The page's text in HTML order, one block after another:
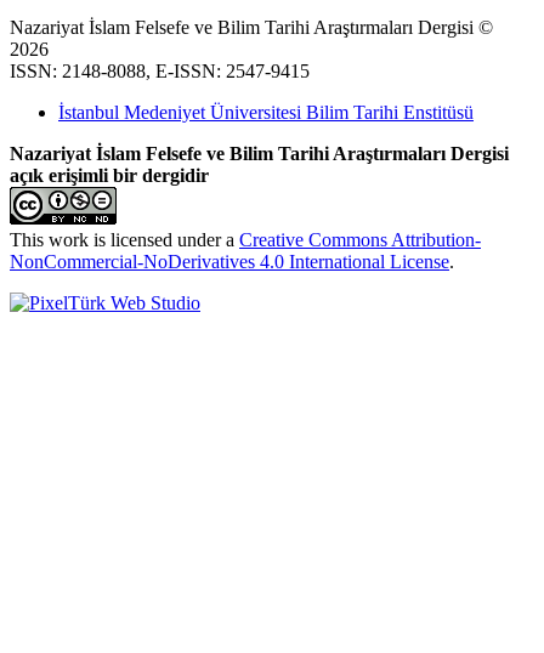
Nazariyat İslam Felsefe ve Bilim Tarihi Araştırmaları Dergisi ©
2026
ISSN: 2148-8088, E-ISSN: 2547-9415
İstanbul Medeniyet Üniversitesi Bilim Tarihi Enstitüsü
Nazariyat İslam Felsefe ve Bilim Tarihi Araştırmaları Dergisi
açık erişimli bir dergidir
This work is licensed under a Creative Commons Attribution-
NonCommercial-NoDerivatives 4.0 International License.